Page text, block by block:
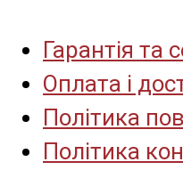
Гарантія та
Оплата і
Політика
Політика